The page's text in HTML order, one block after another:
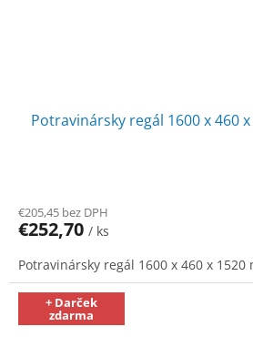
Potravinársky regál 1600 x 460
€205,45 bez DPH
€252,70 / ks
Potravinársky regál 1600 x 460 x 1520
+ Darček
zdarma